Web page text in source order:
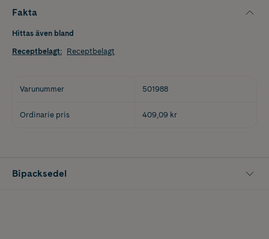
Fakta
Hittas även bland
Receptbelagt: Receptbelagt
Varunummer 501988
Ordinarie pris 409,09 kr
Bipacksedel